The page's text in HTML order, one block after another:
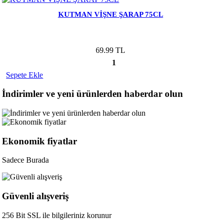
KUTMAN VİŞNE ŞARAP 75CL
69.99 TL
1
Sepete Ekle
İndirimler ve yeni ürünlerden haberdar olun
Ekonomik fiyatlar
Sadece Burada
Güvenli alışveriş
256 Bit SSL ile bilgileriniz korunur